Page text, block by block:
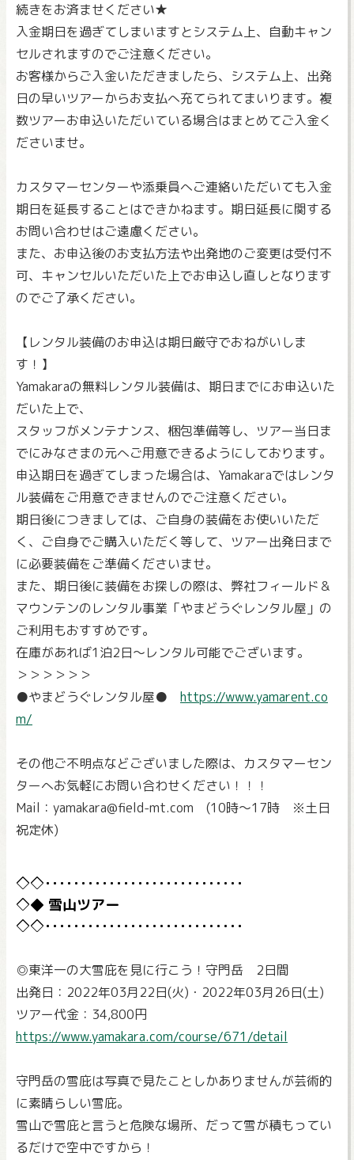
続きをお済ませください★
入金期日を過ぎてしまいますとシステム上、自動キャン
セルされますのでご注意ください。
お客様からご入金いただきましたら、システム上、出発
日の早いツアーからお支払へ充てられてまいります。複
数ツアーお申込いただいている場合はまとめてご入金く
ださいませ。
カスタマーセンターや添乗員へご連絡いただいても入金
期日を延長することはできかねます。期日延長に関する
お問い合わせはご遠慮ください。
また、お申込後のお支払方法や出発地のご変更は受付不
可、キャンセルいただいた上でお申込し直しとなります
のでご了承ください。
【レンタル装備のお申込は期日厳守でおねがいしま
す！】
Yamakaraの無料レンタル装備は、期日までにお申込いた
だいた上で、
スタッフがメンテナンス、梱包準備等し、ツアー当日ま
でにみなさまの元へご用意できるようにしております。
申込期日を過ぎてしまった場合は、Yamakaraではレンタ
ル装備をご用意できませんのでご注意ください。
期日後につきましては、ご自身の装備をお使いいただ
く、ご自身でご購入いただく等して、ツアー出発日まで
に必要装備をご準備くださいませ。
また、期日後に装備をお探しの際は、弊社フィールド＆
マウンテンのレンタル事業「やまどうぐレンタル屋」の
ご利用もおすすめです。
在庫があれば1泊2日～レンタル可能でございます。
＞＞＞＞＞＞
●やまどうぐレンタル屋● https://www.yamarent.co
m/
その他ご不明点などございました際は、カスタマーセン
ターへお気軽にお問い合わせください！！！
Mail：yamakara@field-mt.com (10時～17時 ※土日
祝定休)
雪山ツアー
◎東洋一の大雪庇を見に行こう！守門岳 2日間
出発日：2022年03月22日(火)・2022年03月26日(土)
ツアー代金：34,800円
https://www.yamakara.com/course/671/detail
守門岳の雪庇は写真で見たことしかありませんが芸術的
に素晴らしい雪庇。
雪山で雪庇と言うと危険な場所、だって雪が積もってい
るだけで空中ですから！